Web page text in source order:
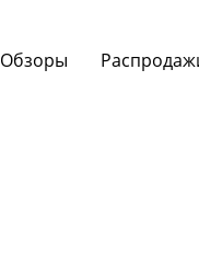
Обзоры